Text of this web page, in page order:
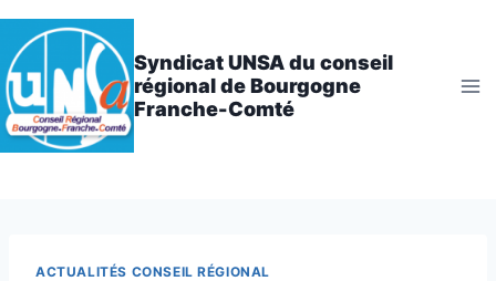
Aller
au
contenu
Syndicat UNSA du conseil
régional de Bourgogne
Franche-Comté
ACTUALITÉS CONSEIL RÉGIONAL